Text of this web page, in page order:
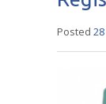
Posted